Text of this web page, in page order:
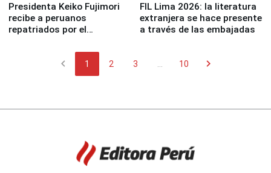
Presidenta Keiko Fujimori
recibe a peruanos
repatriados por el
FIL Lima 2026: la literatura
extranjera se hace presente
a través de las embajadas
chevron_left 1 2 3 10 chevron_right